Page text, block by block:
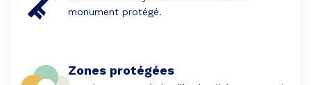
monument protégé.
Zones protégées